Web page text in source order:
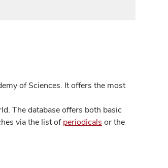
of Sciences. It offers the most
The database offers both basic
via the list ofperiodicals or the